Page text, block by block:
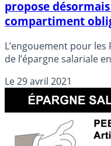
propose
compartiment
L’engouement pour les
de l’épargne salariale
personnel (1),
ex article 83).
Le29 avril 2021